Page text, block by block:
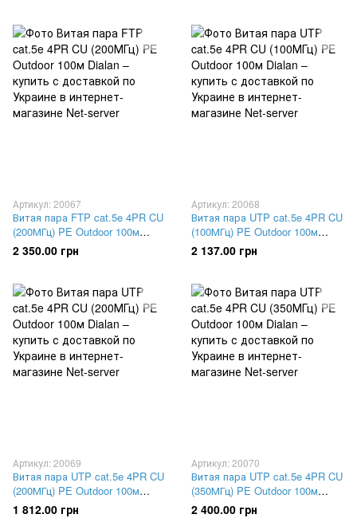
Артикул: 20067
Витая пара FTP cat.5e 4PR CU
(200МГц) PE Outdoor 100м
Dialan
2 350.00 грн
Артикул: 20068
Витая пара UTP cat.5e 4PR CU
(100МГц) PE Outdoor 100м
Dialan
2 137.00 грн
Артикул: 20069
Витая пара UTP cat.5e 4PR CU
(200МГц) PE Outdoor 100м
Dialan
1 812.00 грн
Артикул: 20070
Витая пара UTP cat.5e 4PR CU
(350МГц) PE Outdoor 100м
Dialan
2 400.00 грн